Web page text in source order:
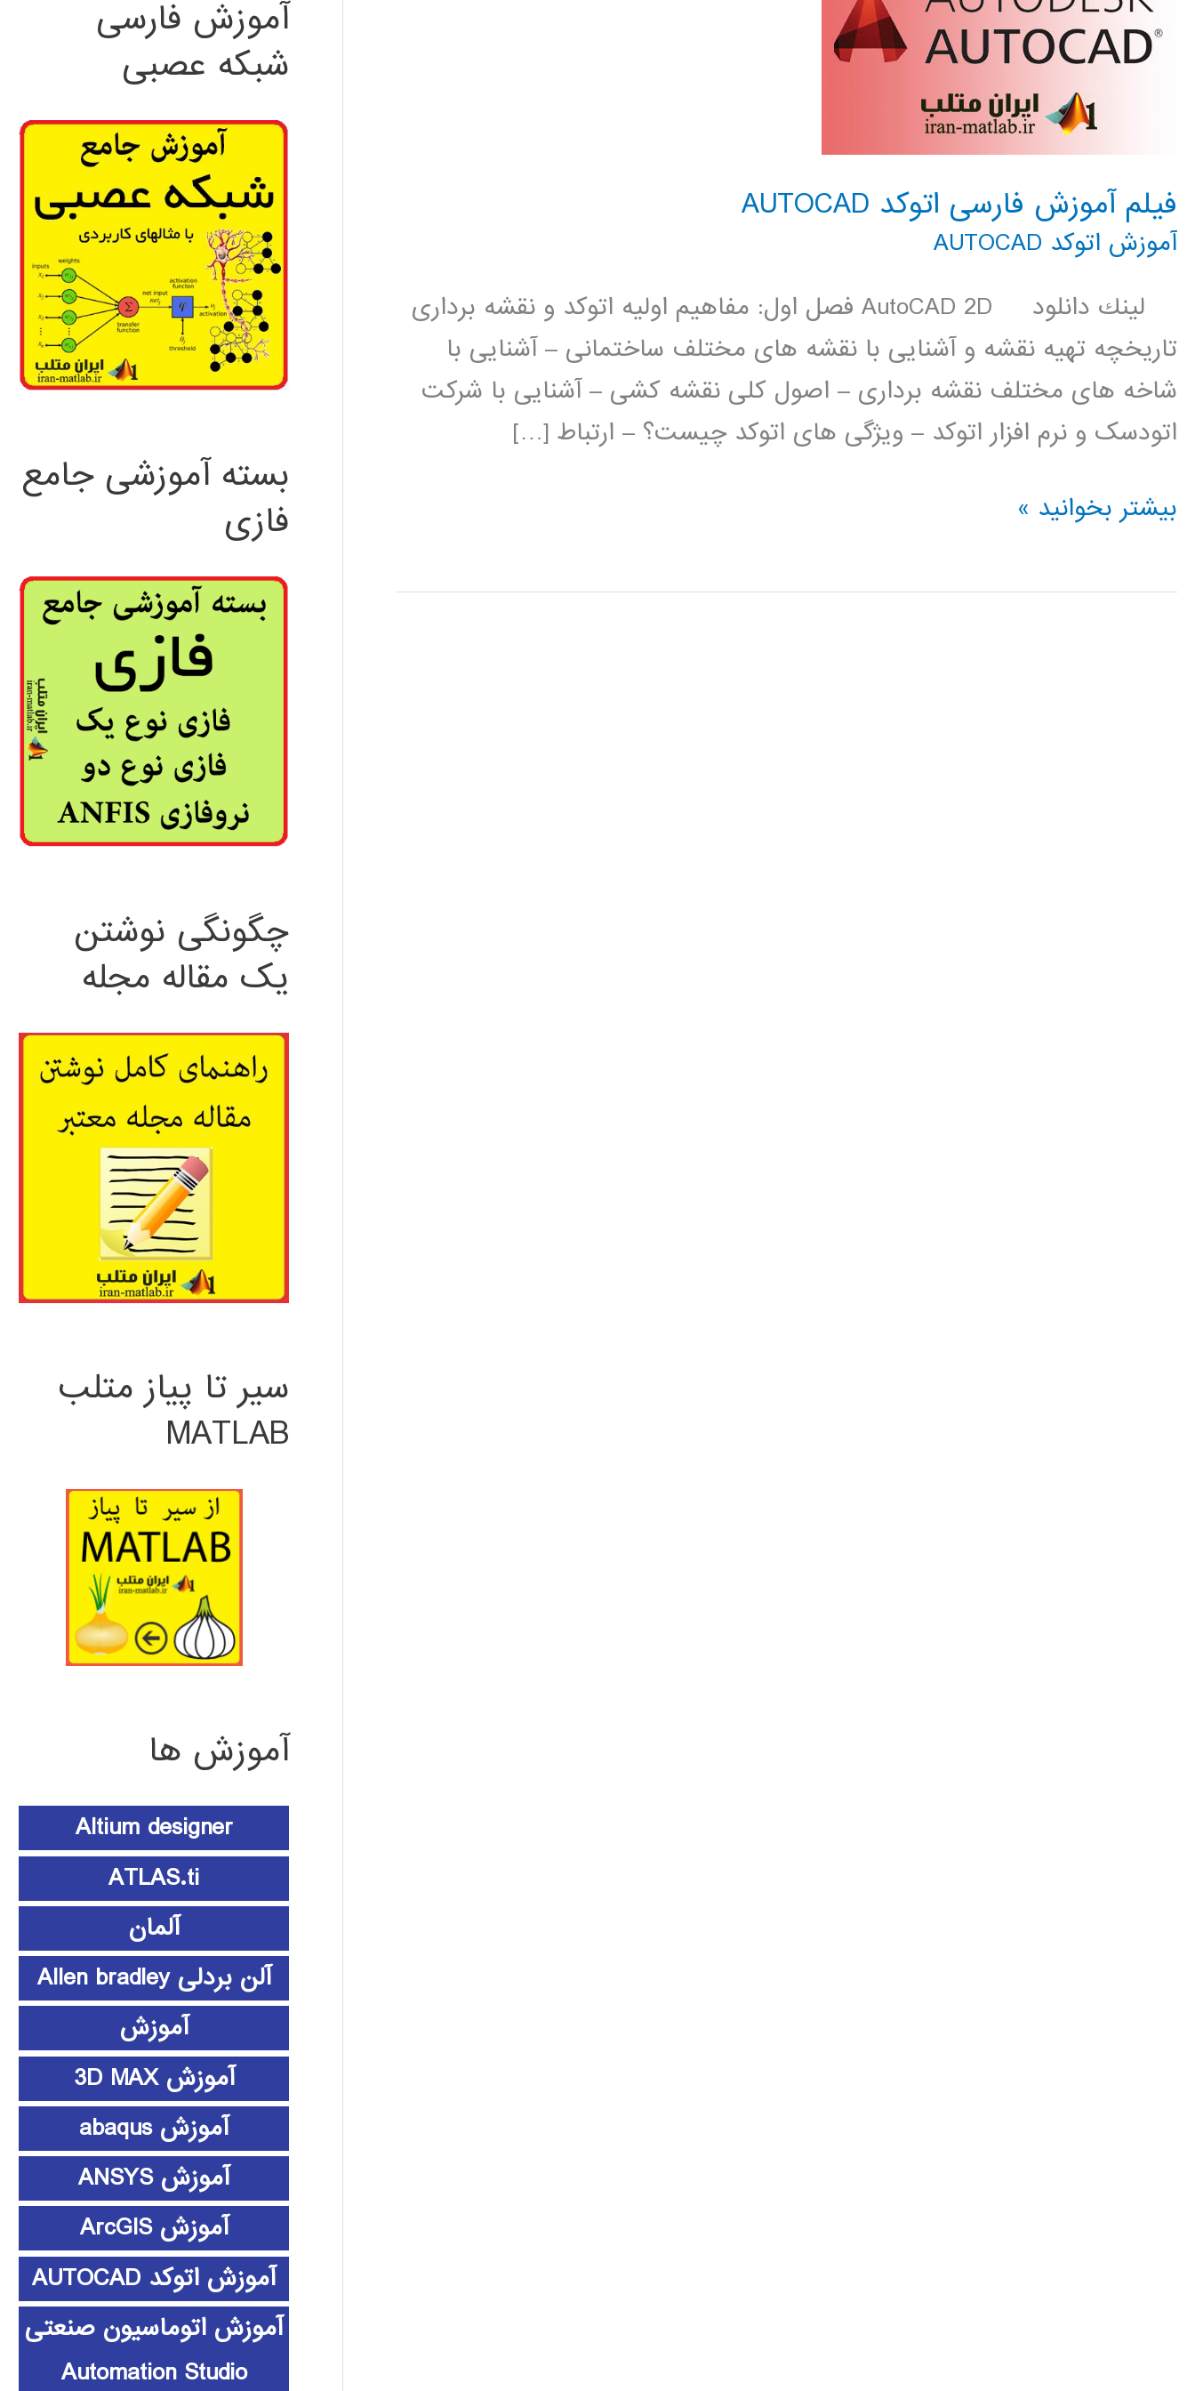
فیلم آموزش فارسی اتوکد AUTOCAD
آموزش اتوکد AUTOCAD
لينك دانلود AutoCAD 2D فصل اول: مفاهیم اولیه اتوکد و نقشه برداری
تاریخچه تهیه نقشه و آشنایی با نقشه های مختلف ساختمانی – آشنایی با
شاخه های مختلف نقشه برداری – اصول کلی نقشه کشی – آشنایی با شرکت
اتودسک و نرم افزار اتوکد – ویژگی های اتوکد چیست؟ – ارتباط […]
فیلم
فارسی
بیشتر بخوانید »
آموزش فارسی
شبکه عصبی
بسته آموزشی جامع
فازی
چگونگی نوشتن
یک مقاله مجله
سیر تا پیاز متلب
MATLAB
آموزش ها
Altium designer
ATLAS.ti
آلمان
آلن بردلی Allen bradley
آموزش
آموزش 3D MAX
آموزش abaqus
آموزش ANSYS
آموزش ArcGIS
آموزش اتوکد AUTOCAD
آموزش اتوماسیون صنعتی
Automation Studio